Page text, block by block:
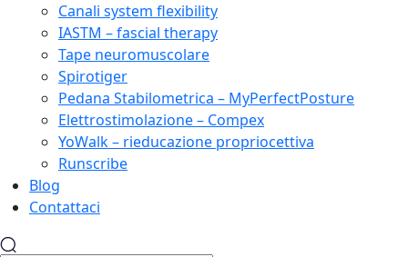
Canali system flexibility
IASTM – fascial therapy
Tape neuromuscolare
Spirotiger
Pedana Stabilometrica – MyPerfectPosture
Elettrostimolazione – Compex
YoWalk – rieducazione propriocettiva
Runscribe
Blog
Contattaci